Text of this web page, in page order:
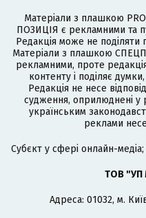
Матеріали з плашкою
ПОЗИЦІЯ є рекламними та
Редакція може не поділяти
Матеріали з плашкою
рекламними, проте
контенту і поділяє
Редакція не несе
судження, оприлюднені у
українським
реклами
Cубєкт у сфері онлайн-
ТОВ "УП
Адреса: 01032, м.